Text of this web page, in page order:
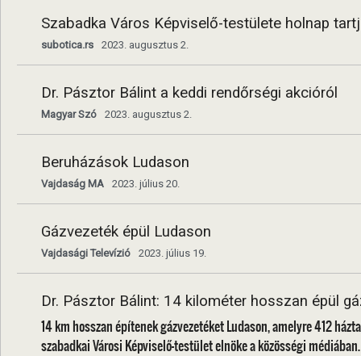
Szabadka Város Képviselő-testülete holnap
subotica.rs 2023. augusztus 2.
Dr. Pásztor Bálint a keddi rendőrségi akcióról
Magyar Szó 2023. augusztus 2.
Beruházások Ludason
Vajdaság MA 2023. július 20.
Gázvezeték épül Ludason
Vajdasági Televízió 2023. július 19.
Dr. Pásztor Bálint: 14 kilométer hosszan épül
14 km hosszan építenek gázvezetéket Ludason, amelyre 412
szabadkai Városi Képviselő-testület elnöke a közösségi médiában.